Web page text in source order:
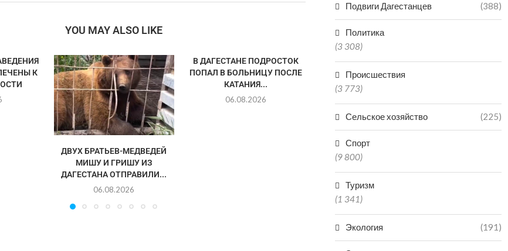
YOU MAY ALSO LIKE
К
ДВУХ БРАТЬЕВ-МЕДВЕДЕЙ
МИШУ И ГРИШУ ИЗ
ДАГЕСТАНА ОТПРАВИЛИ...
06.08.2026
В ДАГЕСТАНЕ ПОДРОСТОК
ПОПАЛ В БОЛЬНИЦУ ПОСЛЕ
КАТАНИЯ...
06.08.2026
В МАХАЧКАЛЕ ЖЕНЩИНА
РАНИЛА СОТРУДНИКА
ГОСАВТОИНСПЕКЦИИ
Подвиги Дагестанцев (388)
Политика
(3 308)
Происшествия
(3 773)
Сельское хозяйство (225)
Спорт
(9 800)
Туризм
(1 341)
Экология (191)